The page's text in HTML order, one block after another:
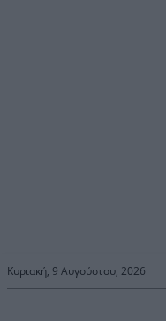
Κυριακή, 9 Αυγούστου, 2026